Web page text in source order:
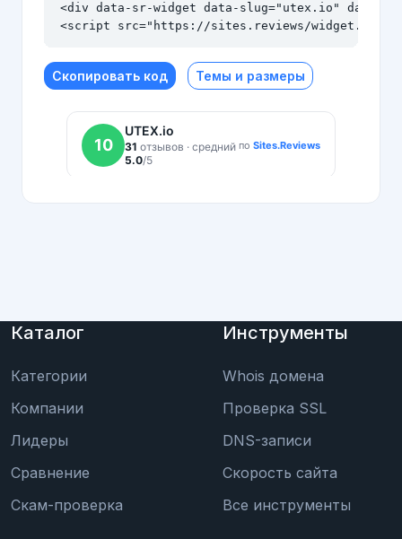
<div data-sr-widget data-slug="utex.io" data-
<script src="https://sites.reviews/widget.js"
Скопировать код Темы и размеры
Каталог
Категории
Компании
Лидеры
Сравнение
Скам-проверка
Инструменты
Whois домена
Проверка SSL
DNS-записи
Скорость сайта
Все инструменты